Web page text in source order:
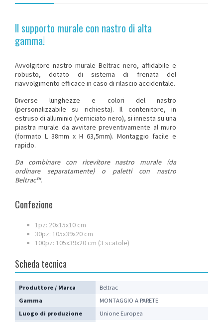
Il supporto murale con nastro di alta
gamma!
Avvolgitore nastro murale Beltrac nero, affidabile e
robusto, dotato di sistema di frenata del
riavvolgimento efficace in caso di rilascio accidentale.
Diverse lunghezze e colori del nastro
(personalizzabile su richiesta). Il contenitore, in
estruso di alluminio (verniciato nero), si innesta su una
piastra murale da avvitare preventivamente al muro
(formato L 38mm x H 63,5mm). Montaggio facile e
rapido.
Da combinare con ricevitore nastro murale (da
ordinare separatamente) o paletti con nastro
Beltrac™.
Confezione
1pz: 20x15x10 cm
30pz: 105x39x20 cm
100pz: 105x39x20 cm (3 scatole)
Scheda tecnica
Produttore / Marca
Beltrac
Gamma
MONTAGGIO A PARETE
Luogo di produzione
Unione Europea